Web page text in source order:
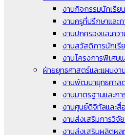
งานกิจกรรมนักเรีย
งานครูที่ปรึกษาและก
งานปกครองและคว
งานสวัสดิการนักเรี
งานโครงการพิเศษ
ฝ่ายยุทธศาสตร์และแผนงาน
งานพัฒนายุทธศาส
งานมาตรฐานและ
งานศูนย์ดิจิทัลและสื่
งานส่งเสริมการวิจั
งานส่งเสริมผลิตผล